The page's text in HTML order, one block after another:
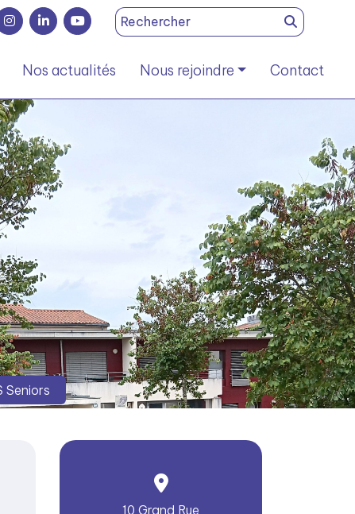
Search
for:
Nos actualités Nous rejoindre Contact
Seniors
10 Grand Rue